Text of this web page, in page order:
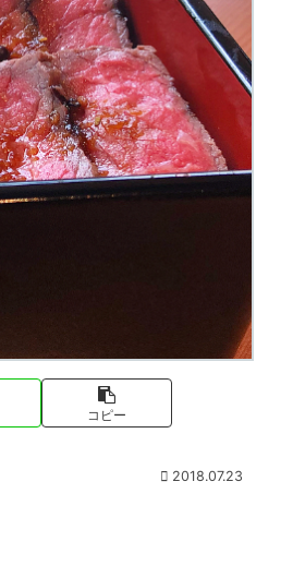
コピー
2018.07.23